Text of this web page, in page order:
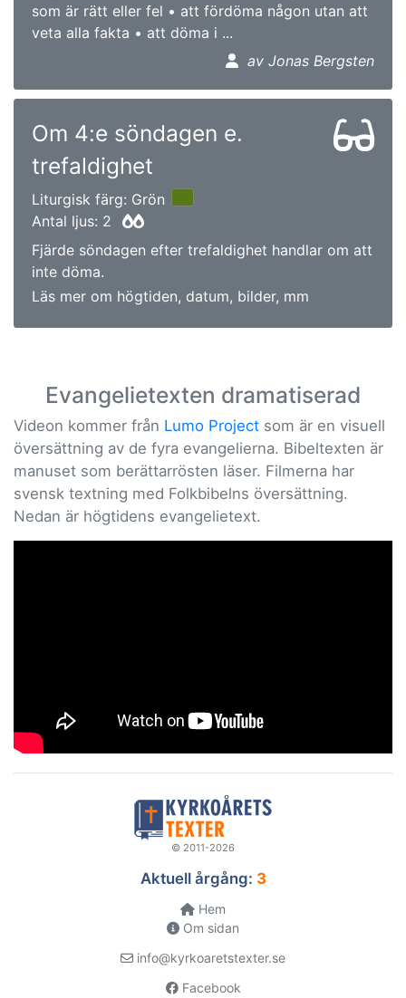
som är rätt eller fel • att fördöma någon utan att
veta alla fakta • att döma i ...
av Jonas Bergsten
Om 4:e söndagen e.
trefaldighet
Liturgisk färg: Grön
Antal ljus: 2
Fjärde söndagen efter trefaldighet handlar om att
inte döma.
Läs mer om högtiden, datum, bilder, mm
Evangelietexten dramatiserad
Videon kommer från Lumo Project som är en visuell
översättning av de fyra evangelierna. Bibeltexten är
manuset som berättarrösten läser. Filmerna har
svensk textning med Folkbibelns översättning.
Nedan är högtidens evangelietext.
© 2011-2026
Aktuell årgång: 3
Hem
Om sidan
info@kyrkoaretstexter.se
Facebook